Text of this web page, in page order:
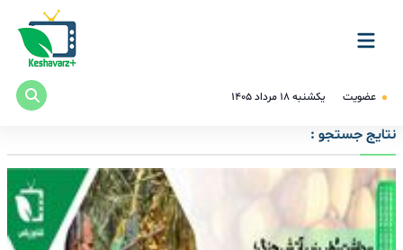
عضویت یکشنبه ۱۸ مرداد ۱۴۰۵
نتایج جستجو :